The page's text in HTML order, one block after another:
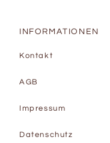
INFORMATIONEN
Kontakt
AGB
Impressum
Datenschutz